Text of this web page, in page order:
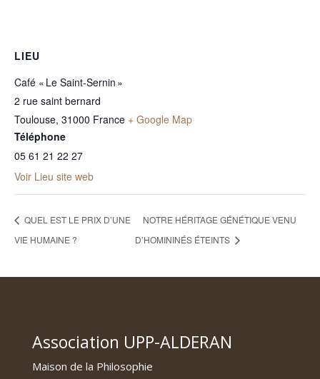
LIEU
Café « Le Saint-Sernin »
2 rue saint bernard
Toulouse, 31000 France + Google Map
Téléphone
05 61 21 22 27
Voir Lieu site web
QUEL EST LE PRIX D’UNE
VIE HUMAINE ?
NOTRE HÉRITAGE GÉNÉTIQUE VENU
D’HOMININÉS ÉTEINTS
Association UPP-ALDERAN
Maison de la Philosophie